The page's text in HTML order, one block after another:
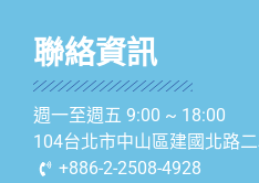
聯絡資訊
週一至週五 9:00 ~ 18:00
104台北市中山區建國北路
+886-2-2508-4928